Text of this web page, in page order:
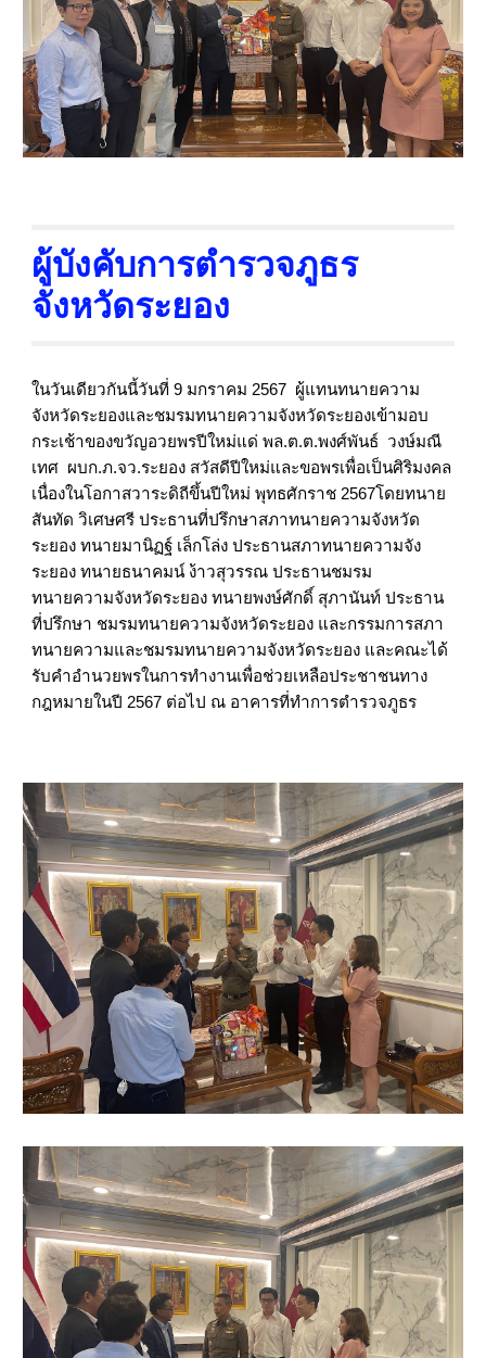
ผู้บังคับการตำรวจภูธร
จังหวัดระยอง
ในวันเดียวกันนี้วันที่ 9 มกราคม 2567 ผู้แทนทนายความ
จังหวัดระยองและชมรมทนายความจังหวัดระยองเข้ามอบ
กระเช้าของขวัญอวยพรปีใหม่แด่ พล.ต.ต.พงศ์พันธ์ วงษ์มณี
เทศ ผบก.ภ.จว.ระยอง สวัสดีปีใหม่และขอพรเพื่อเป็นศิริมงคล
เนื่องในโอกาสวาระดิถีขึ้นปีใหม่ พุทธศักราช 2567โดยทนาย
สันทัด วิเศษศรี ประธานที่ปรึกษาสภาทนายความจังหวัด
ระยอง ทนายมานิฏฐ์ เล็กโล่ง ประธานสภาทนายความจัง
ระยอง ทนายธนาคมน์ ง้าวสุวรรณ ประธานชมรม
ทนายความจังหวัดระยอง ทนายพงษ์ศักดิ์ สุภานันท์ ประธาน
ที่ปรึกษา ชมรมทนายความจังหวัดระยอง และกรรมการสภา
ทนายความและชมรมทนายความจังหวัดระยอง และคณะได้
รับคำอำนวยพรในการทำงานเพื่อช่วยเหลือประชาชนทาง
กฎหมายในปี 2567 ต่อไป ณ อาคารที่ทำการตำรวจภูธร